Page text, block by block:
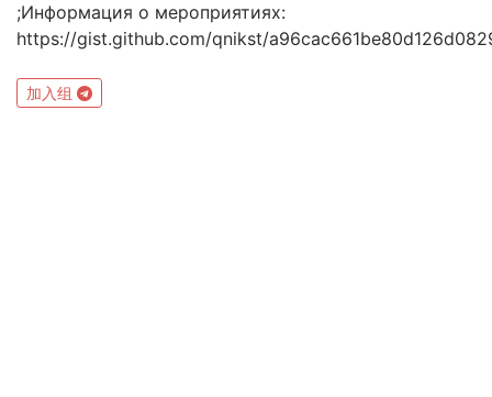
;Информация о мероприятиях:
https://gist.github.com/qnikst/
加入组